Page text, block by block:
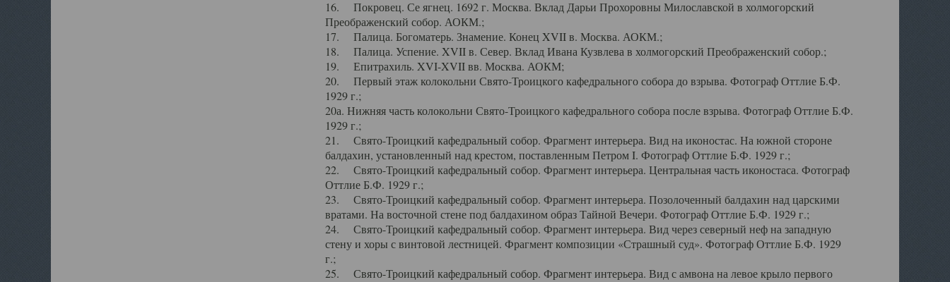
16. Покровец. Се ягнец. 1692 г. Москва. Вклад Дарьи Прохоровны Милославской в холмогорский
Преображенский собор. АОКМ.;
17. Палица. Богоматерь. Знамение. Конец XVII в. Москва. АОКМ.;
18. Палица. Успение. XVII в. Север. Вклад Ивана Кузвлева в холмогорский Преображенский собор.;
19. Епитрахиль. XVI-XVII вв. Москва. АОКМ;
20. Первый этаж колокольни Свято-Троицкого кафедрального собора до взрыва. Фотограф Оттлие Б.Ф.
1929 г.;
20а. Нижняя часть колокольни Свято-Троицкого кафедрального собора после взрыва. Фотограф Оттлие Б.Ф.
1929 г.;
21. Свято-Троицкий кафедральный собор. Фрагмент интерьера. Вид на иконостас. На южной стороне
балдахин, установленный над крестом, поставленным Петром I. Фотограф Оттлие Б.Ф. 1929 г.;
22. Свято-Троицкий кафедральный собор. Фрагмент интерьера. Центральная часть иконостаса. Фотограф
Оттлие Б.Ф. 1929 г.;
23. Свято-Троицкий кафедральный собор. Фрагмент интерьера. Позолоченный балдахин над царскими
вратами. На восточной стене под балдахином образ Тайной Вечери. Фотограф Оттлие Б.Ф. 1929 г.;
24. Свято-Троицкий кафедральный собор. Фрагмент интерьера. Вид через северный неф на западную
стену и хоры с винтовой лестницей. Фрагмент композиции «Страшный суд». Фотограф Оттлие Б.Ф. 1929
г.;
25. Свято-Троицкий кафедральный собор. Фрагмент интерьера. Вид с амвона на левое крыло первого